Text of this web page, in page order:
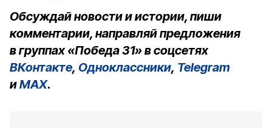
Обсуждай новости и истории, пиши
комментарии, направляй предложения
в группах «Победа 31» в соцсетях
ВКонтакте, Одноклассники, Telegram
иMAX.